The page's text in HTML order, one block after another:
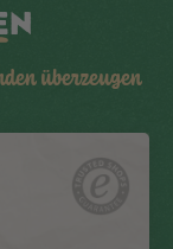
überzeugen